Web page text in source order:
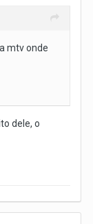
mtv onde
dele, o